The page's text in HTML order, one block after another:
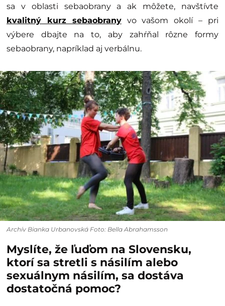
sa v oblasti sebaobrany a ak môžete, navštívte
kvalitný kurz sebaobranyvo vašom okolí – pri
výbere dbajte na to, aby zahŕňal rôzne formy
sebaobrany, napríklad aj verbálnu.
Archív Bianka Urbanovská Foto: Bella Abrahamsson
Myslíte, že ľuďom na Slovensku,
ktorí sa stretli s násilím alebo
sexuálnym násilím, sa dostáva
dostatočná pomoc?